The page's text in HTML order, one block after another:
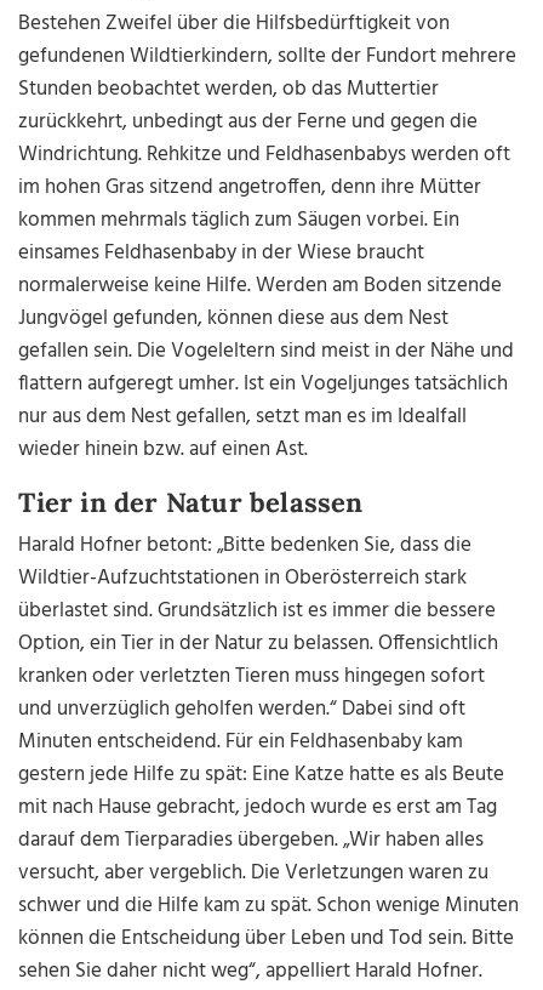
Bestehen Zweifel über die Hilfsbedürftigkeit von
gefundenen Wildtierkindern, sollte der Fundort mehrere
Stunden beobachtet werden, ob das Muttertier
zurückkehrt, unbedingt aus der Ferne und gegen die
Windrichtung. Rehkitze und Feldhasenbabys werden oft
im hohen Gras sitzend angetroffen, denn ihre Mütter
kommen mehrmals täglich zum Säugen vorbei. Ein
einsames Feldhasenbaby in der Wiese braucht
normalerweise keine Hilfe. Werden am Boden sitzende
Jungvögel gefunden, können diese aus dem Nest
gefallen sein. Die Vogeleltern sind meist in der Nähe und
flattern aufgeregt umher. Ist ein Vogeljunges tatsächlich
nur aus dem Nest gefallen, setzt man es im Idealfall
wieder hinein bzw. auf einen Ast.
Tier in der Natur belassen
Harald Hofner betont: „Bitte bedenken Sie, dass die
Wildtier-Aufzuchtstationen in Oberösterreich stark
überlastet sind. Grundsätzlich ist es immer die bessere
Option, ein Tier in der Natur zu belassen. Offensichtlich
kranken oder verletzten Tieren muss hingegen sofort
und unverzüglich geholfen werden.“ Dabei sind oft
Minuten entscheidend. Für ein Feldhasenbaby kam
gestern jede Hilfe zu spät: Eine Katze hatte es als Beute
mit nach Hause gebracht, jedoch wurde es erst am Tag
darauf dem Tierparadies übergeben. „Wir haben alles
versucht, aber vergeblich. Die Verletzungen waren zu
schwer und die Hilfe kam zu spät. Schon wenige Minuten
können die Entscheidung über Leben und Tod sein. Bitte
sehen Sie daher nicht weg“, appelliert Harald Hofner.